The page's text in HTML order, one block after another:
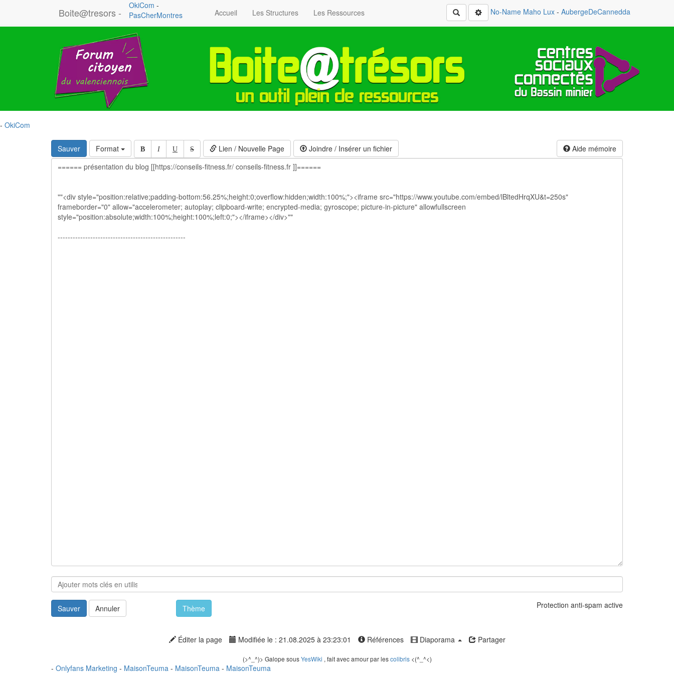
Boite@tresors -
OkiCom -
PasCherMontres
Accueil Les Structures Les Ressources Rechercher No-Name Maho Lux - AubergeDeCannedda
- OkiCom
Sauver Format B I U S Lien / Nouvelle Page Aide mémoire
Joindre / Insérer un fichier
Sauver Annuler Thème Protection anti-spam active
Éditer la page Modifiée le : 21.08.2025 à 23:23:01 Références Diaporama Partager
(>^_^)> Galope sousYesWiki , fait avec amour par lescolibris<(^_^<)
- Onlyfans Marketing - MaisonTeuma - MaisonTeuma - MaisonTeuma